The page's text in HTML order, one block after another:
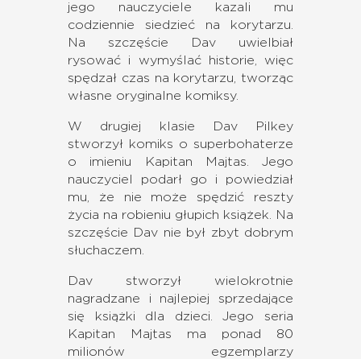
jego nauczyciele kazali mu
codziennie siedzieć na korytarzu.
Na szczęście Dav uwielbiał
rysować i wymyślać historie, więc
spędzał czas na korytarzu, tworząc
własne oryginalne komiksy.
W drugiej klasie Dav Pilkey
stworzył komiks o superbohaterze
o imieniu Kapitan Majtas. Jego
nauczyciel podarł go i powiedział
mu, że nie może spędzić reszty
życia na robieniu głupich książek. Na
szczęście Dav nie był zbyt dobrym
słuchaczem.
Dav stworzył wielokrotnie
nagradzane i najlepiej sprzedające
się książki dla dzieci. Jego seria
Kapitan Majtas ma ponad 80
milionów egzemplarzy